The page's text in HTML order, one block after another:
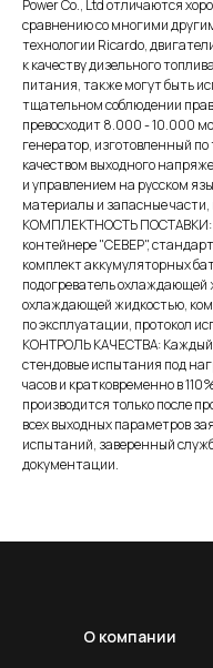
Power Co., Ltd отличаются
сравнению со многими
технологии Ricardo,
к качеству дизельного
питания, также могут быть
тщательном соблюдении
превосходит 8.000 - 10.000
генератор, изготовленный
качеством выходного
и управлением на русском
материалы и запасные части,
КОМПЛЕКТНОСТЬ ПОСТАВКИ:
контейнере "СЕВЕР",
комплект аккумуляторных
подогреватель охлаждающей
охлаждающей жидкостью,
по эксплуатации, протокол
КОНТРОЛЬ КАЧЕСТВА: Каждый
стендовые испытания под
часов и кратковременно в
производится только после
всех выходных параметров
испытаний, заверенный
документации.
О компании